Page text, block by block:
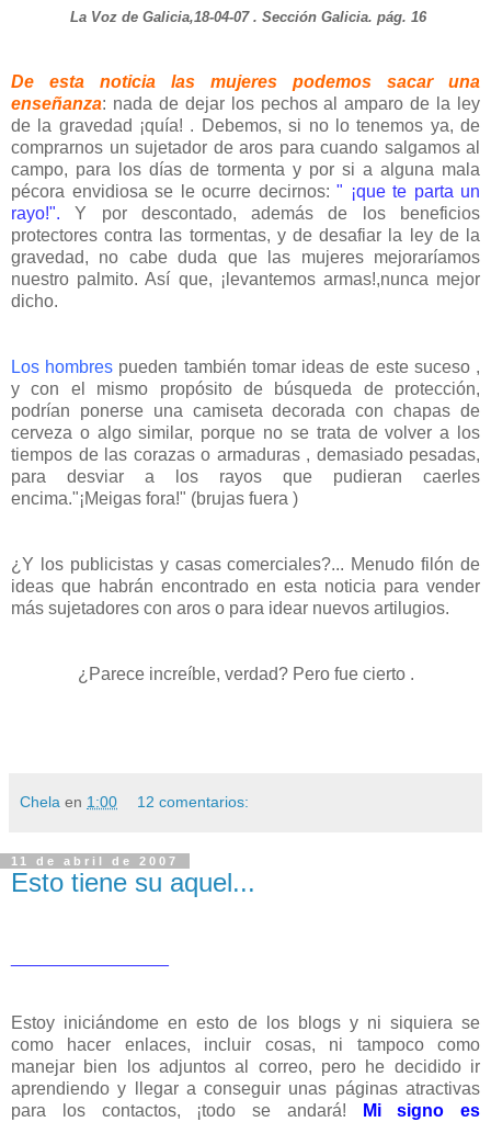
La Voz de Galicia,18-04-07 . Sección Galicia. pág. 16
De esta noticia las mujeres podemos sacar una
enseñanza: nada de dejar los pechos al amparo de la ley
de la gravedad ¡quía! . Debemos, si no lo tenemos ya, de
comprarnos un sujetador de aros para cuando salgamos al
campo, para los días de tormenta y por si a alguna mala
pécora envidiosa se le ocurre decirnos: " ¡que te parta un
rayo!". Y por descontado, además de los beneficios
protectores contra las tormentas, y de desafiar la ley de la
gravedad, no cabe duda que las mujeres mejoraríamos
nuestro palmito. Así que, ¡levantemos armas!,nunca mejor
dicho.
Los hombres pueden también tomar ideas de este suceso ,
y con el mismo propósito de búsqueda de protección,
podrían ponerse una camiseta decorada con chapas de
cerveza o algo similar, porque no se trata de volver a los
tiempos de las corazas o armaduras , demasiado pesadas,
para desviar a los rayos que pudieran caerles
encima."¡Meigas fora!" (brujas fuera )
¿Y los publicistas y casas comerciales?... Menudo filón de
ideas que habrán encontrado en esta noticia para vender
más sujetadores con aros o para idear nuevos artilugios.
¿Parece increíble, verdad? Pero fue cierto .
Chela en 1:00 12 comentarios:
11 de abril de 2007
Esto tiene su aquel...
Estoy iniciándome en esto de los blogs y ni siquiera se
como hacer enlaces, incluir cosas, ni tampoco como
manejar bien los adjuntos al correo, pero he decidido ir
aprendiendo y llegar a conseguir unas páginas atractivas
para los contactos, ¡todo se andará!
Mi signo es